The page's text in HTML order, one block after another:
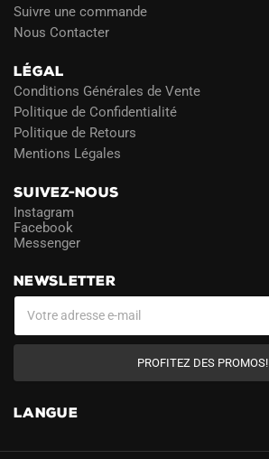
Suivre une commande
Nous Contacter
LÉGAL
Conditions Générales de Vente
Politique de Confidentialité
Politique de Retours
Mentions Légales
SUIVEZ-NOUS
Instagram
Facebook
Messenger
NEWSLETTER
PROFITEZ DES PROMOS!
LANGUE